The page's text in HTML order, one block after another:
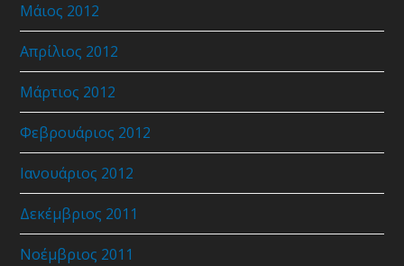
Μάιος 2012
Απρίλιος 2012
Μάρτιος 2012
Φεβρουάριος 2012
Ιανουάριος 2012
Δεκέμβριος 2011
Νοέμβριος 2011